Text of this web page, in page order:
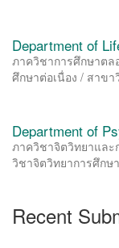
Department of
ภาควิชาการศึกษาต
ศึกษาต่อเนื่อง / สาข
Department of
ภาควิชาจิตวิทยาแล
วิชาจิตวิทยาการศึกษ
Recent